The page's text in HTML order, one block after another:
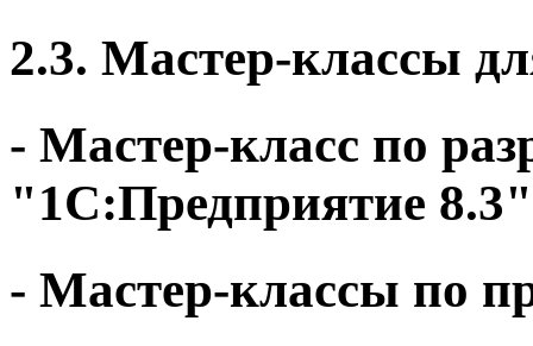
2.3. Мастер-классы
- Мастер-класс по
"1С:Предприятие
- Мастер-классы по